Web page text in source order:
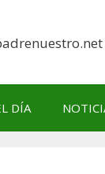
DÍA